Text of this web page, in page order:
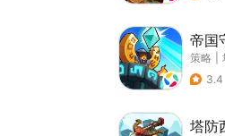
帝国
策略
3.4
塔防